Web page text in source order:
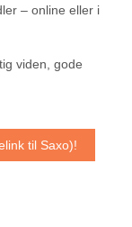
– online eller i
viden, gode
til Saxo)!